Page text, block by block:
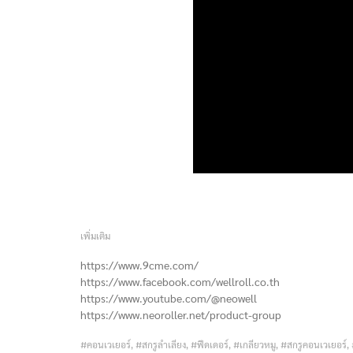
เพิ่มเติม
https://www.9cme.com/
https://www.facebook.com/wellroll.co.th
https://www.youtube.com/@neowell
https://www.neoroller.net/product-group
#คอนเวเยอร์, #สกรูลำเลียง, #ฟีดเดอร์, #เกลียวหมู, #สกรูคอนเวเยอร์,